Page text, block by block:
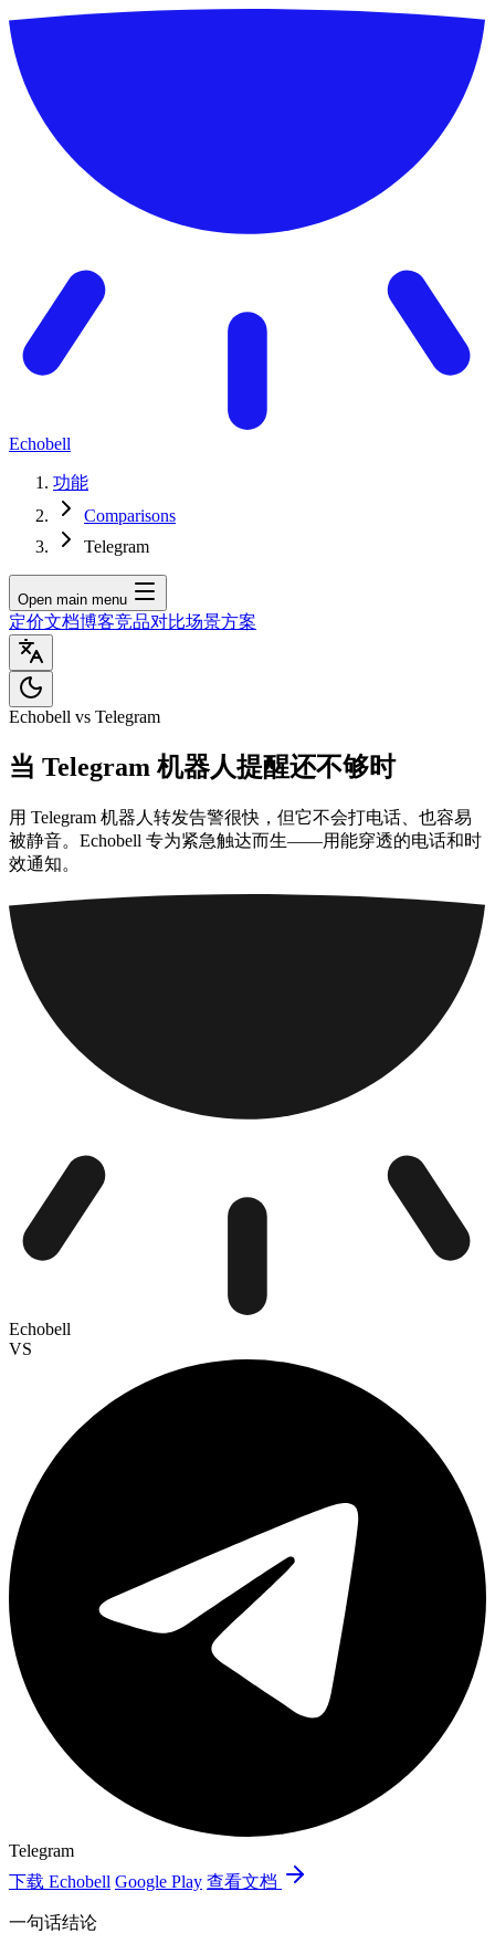
Echobell
功能
Comparisons
Telegram
Open main menu
定价文档博客竞品对比场景方案
Echobell vs Telegram
当 Telegram 机器人提醒还不够时
用 Telegram 机器人转发告警很快，但它不会打电话、也容易
被静音。Echobell 专为紧急触达而生——用能穿透的电话和时
效通知。
Echobell
VS
Telegram
下载 Echobell Google Play 查看文档
一句话结论